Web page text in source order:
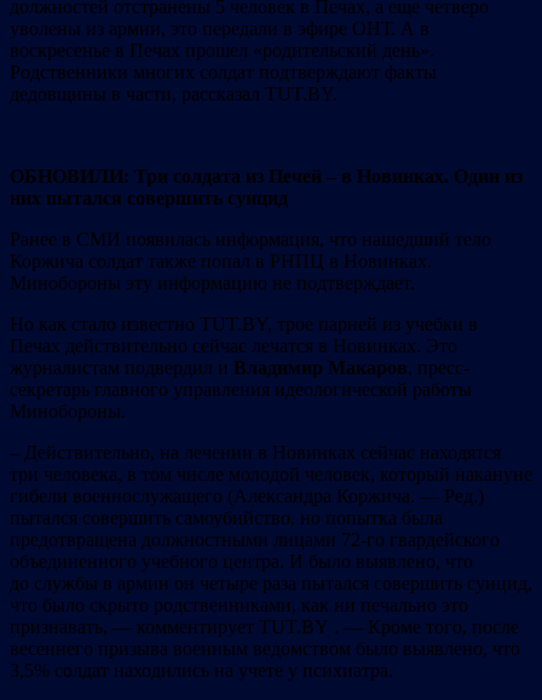
должностей отстранены 5 человек в Печах, а еще четверо
уволены из армии, это передали в эфире ОНТ. А в
воскресенье в Печах прошел «родительский день».
Родственники многих солдат подтверждают факты
дедовщины в части, рассказал TUT.BY.
ОБНОВИЛИ: Три солдата из Печей – в Новинках. Один из
них пытался совершить суицид
Ранее в СМИ появилась информация, что нашедший тело
Коржича солдат также попал в РНПЦ в Новинках.
Минобороны эту информацию не подтверждает.
Но как стало известно TUT.BY, трое парней из учебки в
Печах действительно сейчас лечатся в Новинках. Это
журналистам подвердил и Владимир Макаров, пресс-
секретарь главного управления идеологической работы
Минобороны.
– Действительно, на лечении в Новинках сейчас находятся
три человека, в том числе молодой человек, который накануне
гибели военнослужащего (Александра Коржича. — Ред.)
пытался совершить самоубийство, но попытка была
предотвращена должностными лицами 72-го гвардейского
объединенного учебного центра. И было выявлено, что
до службы в армии он четыре раза пытался совершить суицид,
что было скрыто родственниками, как ни печально это
признавать, — комментирует TUT.BY . — Кроме того, после
весеннего призыва военным ведомством было выявлено, что
3,5% солдат находились на учете у психиатра.